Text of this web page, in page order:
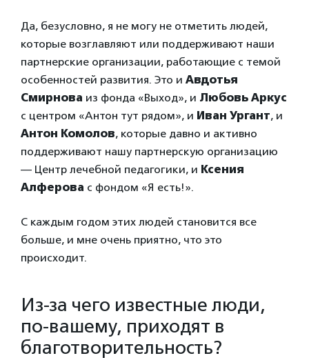
Да, безусловно, я не могу не отметить людей,
которые возглавляют или поддерживают наши
партнерские организации, работающие с темой
особенностей развития. Это и Авдотья
Смирнова из фонда «Выход», и Любовь Аркус
с центром «Антон тут рядом», и Иван Ургант, и
Антон Комолов, которые давно и активно
поддерживают нашу партнерскую организацию
— Центр лечебной педагогики, и Ксения
Алферова с фондом «Я есть!».
С каждым годом этих людей становится все
больше, и мне очень приятно, что это
происходит.
Из-за чего известные люди,
по-вашему, приходят в
благотворительность?